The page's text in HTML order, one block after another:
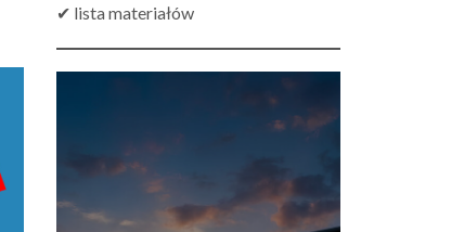
✔ lista materiałów